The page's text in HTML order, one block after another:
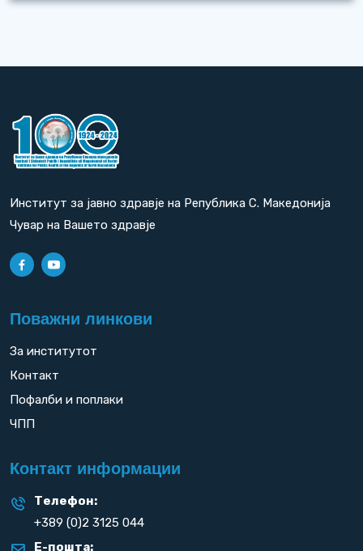
Институт за јавно здравје на Република С. Македонија
Чувар на Вашето здравје
Поважни линкови
За институтот
Контакт
Пофалби и поплаки
ЧПП
Контакт информации
Телефон:
+389 (0)2 3125 044
Е-пошта: